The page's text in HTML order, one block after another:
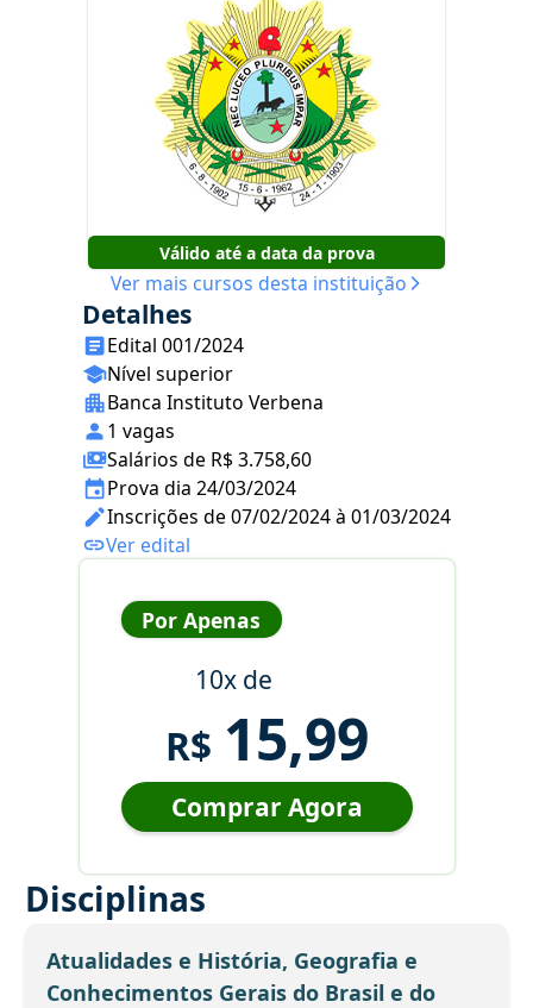
Válido até a data da prova
Ver mais cursos desta instituição
Detalhes
Edital 001/2024
Nível superior
Banca Instituto Verbena
1 vagas
Salários de R$ 3.758,60
Prova dia 24/03/2024
Inscrições de 07/02/2024 à 01/03/2024
Ver edital
Por Apenas
10x de
R$ 15,99
Comprar Agora
Disciplinas
Atualidades e História, Geografia e
Conhecimentos Gerais do Brasil e do